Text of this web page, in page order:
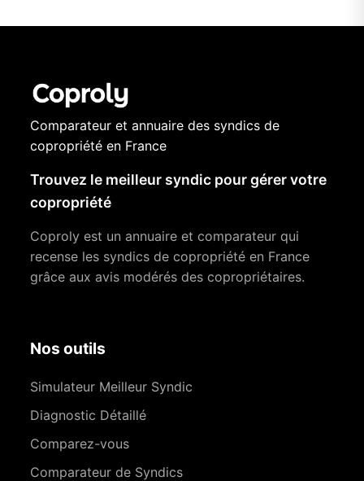
Comparateur et annuaire des syndics de
copropriété en France
Trouvez le meilleur syndic pour gérer votre
copropriété
Coproly est un annuaire et comparateur qui
recense les syndics de copropriété en France
grâce aux avis modérés des copropriétaires.
Nos outils
Simulateur Meilleur Syndic
Diagnostic Détaillé
Comparez-vous
Comparateur de Syndics